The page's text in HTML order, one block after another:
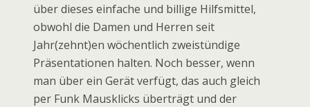
über dieses einfache und billige Hilfsmittel,
obwohl die Damen und Herren seit
Jahr(zehnt)en wöchentlich zweistündige
Präsentationen halten. Noch besser, wenn
man über ein Gerät verfügt, das auch gleich
per Funk Mausklicks überträgt und der